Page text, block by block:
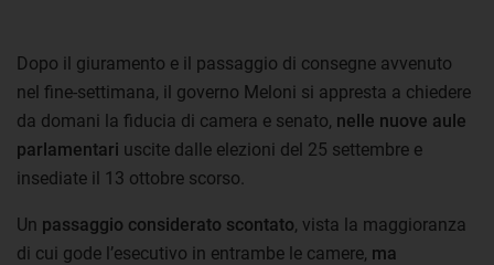
Dopo il giuramento e il passaggio di consegne avvenuto
nel fine-settimana, il governo Meloni si appresta a chiedere
da domani la fiducia di camera e senato, nelle nuove aule
parlamentari uscite dalle elezioni del 25 settembre e
insediate il 13 ottobre scorso.
Un passaggio considerato scontato, vista la maggioranza
di cui gode l’esecutivo in entrambe le camere, ma